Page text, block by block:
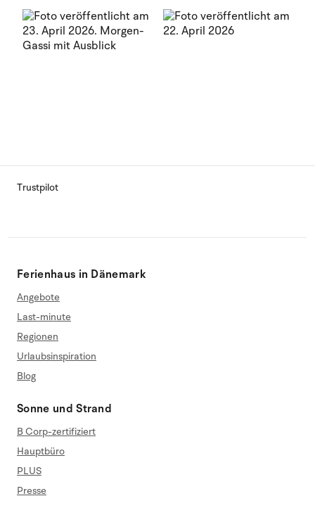
Trustpilot
Ferienhaus in Dänemark
Angebote
Last-minute
Regionen
Urlaubsinspiration
Blog
Sonne und Strand
B Corp-zertifiziert
Hauptbüro
PLUS
Presse